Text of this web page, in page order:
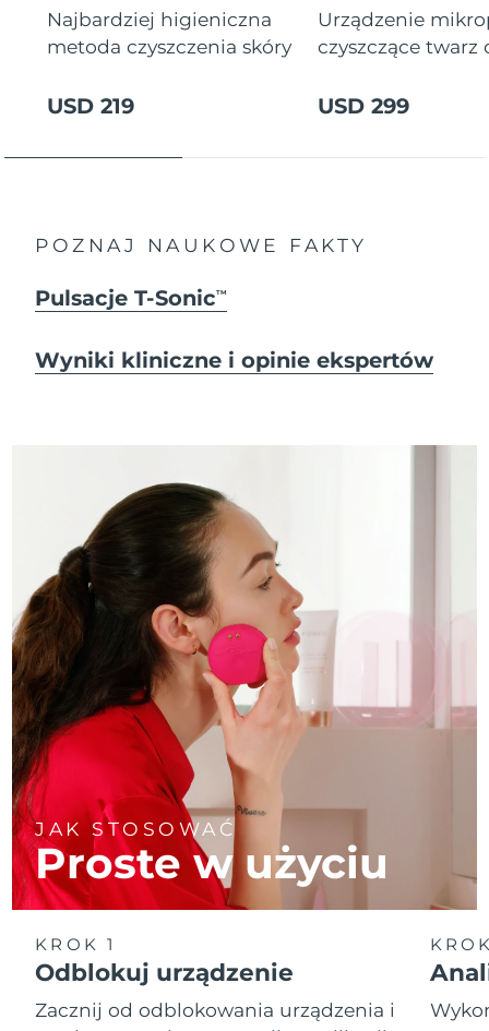
Najbardziej higieniczna
metoda czyszczenia skóry
USD 219
Urządzenie
czyszczące twarz
USD 299
POZNAJ NAUKOWE FAKTY
Pulsacje T-SonicTM
Wyniki kliniczne i opinie ekspertów
JAK STOSOWAĆ
Proste w użyciu
KROK 1
Odblokuj urządzenie
Zacznij od odblokowania urządzenia i